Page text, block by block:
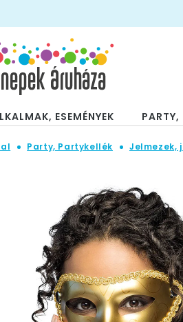
ESEMÉNYEK PARTY,
Party, Partykellék Jelmezek,